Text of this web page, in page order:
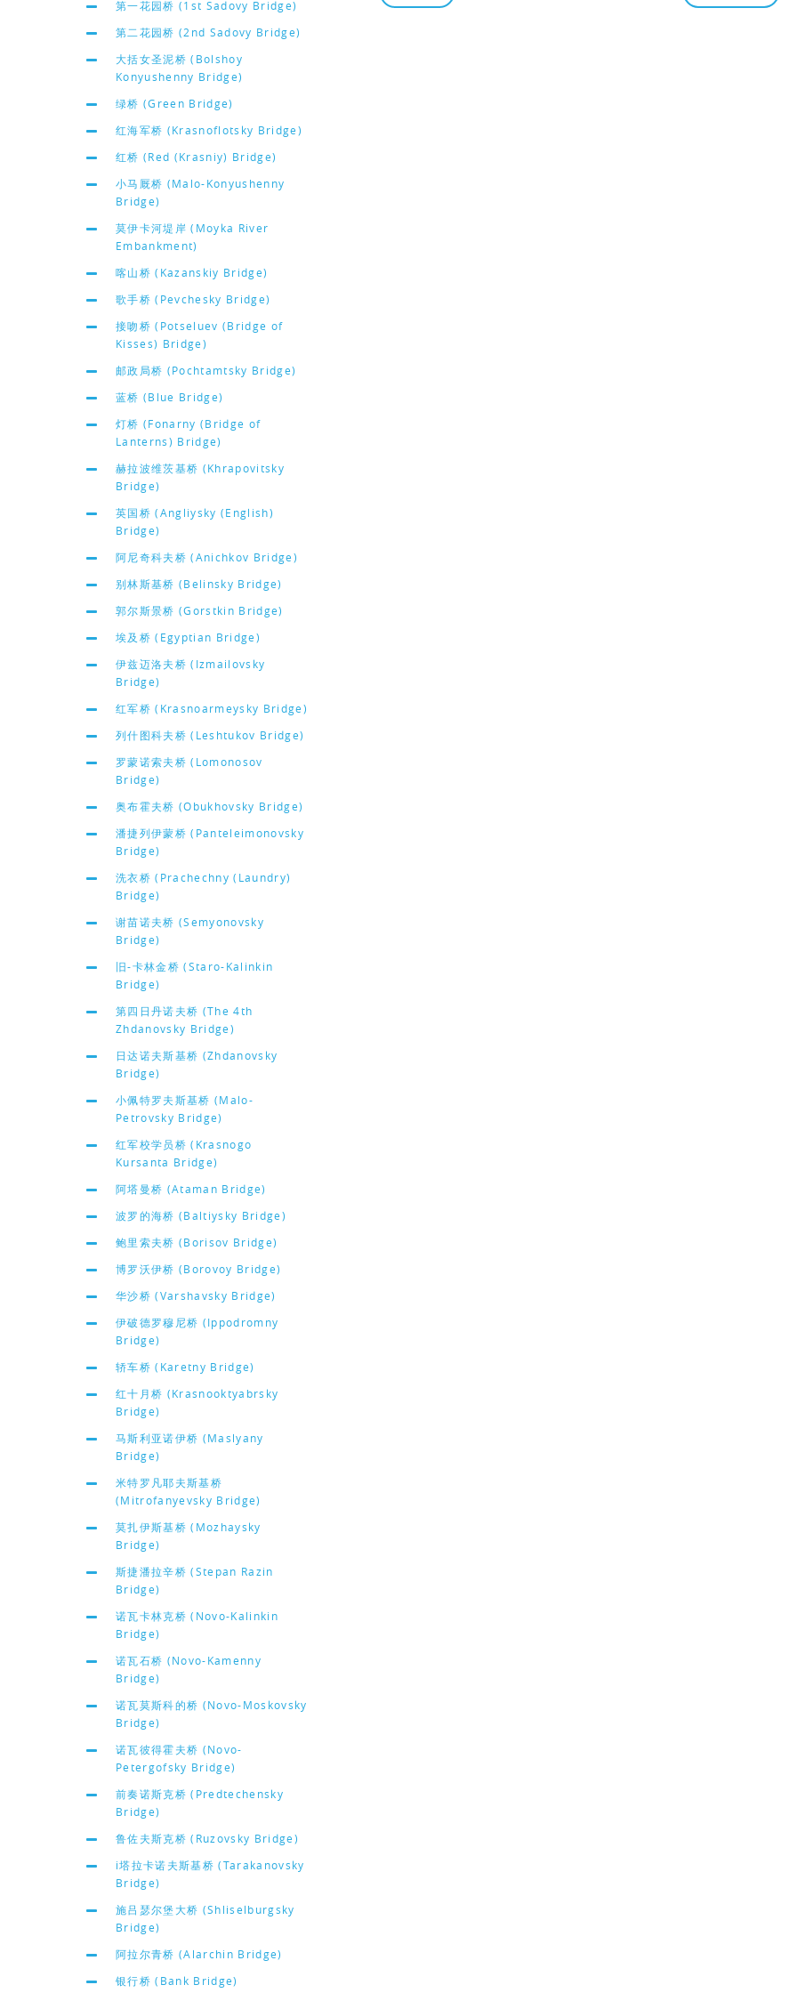
第一花园桥 (1st Sadovy Bridge)
第二花园桥 (2nd Sadovy Bridge)
大括女圣泥桥 (Bolshoy
Konyushenny Bridge)
绿桥 (Green Bridge)
红海军桥 (Krasnoflotsky Bridge)
红桥 (Red (Krasniy) Bridge)
小马厩桥 (Malo-Konyushenny
Bridge)
莫伊卡河堤岸 (Moyka River
Embankment)
喀山桥 (Kazanskiy Bridge)
歌手桥 (Pevchesky Bridge)
接吻桥 (Potseluev (Bridge of
Kisses) Bridge)
邮政局桥 (Pochtamtsky Bridge)
蓝桥 (Blue Bridge)
灯桥 (Fonarny (Bridge of
Lanterns) Bridge)
赫拉波维茨基桥 (Khrapovitsky
Bridge)
英国桥 (Angliysky (English)
Bridge)
阿尼奇科夫桥 (Anichkov Bridge)
别林斯基桥 (Belinsky Bridge)
郭尔斯景桥 (Gorstkin Bridge)
埃及桥 (Egyptian Bridge)
伊兹迈洛夫桥 (Izmailovsky
Bridge)
红军桥 (Krasnoarmeysky Bridge)
列什图科夫桥 (Leshtukov Bridge)
罗蒙诺索夫桥 (Lomonosov
Bridge)
奥布霍夫桥 (Obukhovsky Bridge)
潘捷列伊蒙桥 (Panteleimonovsky
Bridge)
洗衣桥 (Prachechny (Laundry)
Bridge)
谢苗诺夫桥 (Semyonovsky
Bridge)
旧-卡林金桥 (Staro-Kalinkin
Bridge)
第四日丹诺夫桥 (The 4th
Zhdanovsky Bridge)
日达诺夫斯基桥 (Zhdanovsky
Bridge)
小佩特罗夫斯基桥 (Malo-
Petrovsky Bridge)
红军校学员桥 (Krasnogo
Kursanta Bridge)
阿塔曼桥 (Ataman Bridge)
波罗的海桥 (Baltiysky Bridge)
鲍里索夫桥 (Borisov Bridge)
博罗沃伊桥 (Borovoy Bridge)
华沙桥 (Varshavsky Bridge)
伊破德罗穆尼桥 (Ippodromny
Bridge)
轿车桥 (Karetny Bridge)
红十月桥 (Krasnooktyabrsky
Bridge)
马斯利亚诺伊桥 (Maslyany
Bridge)
米特罗凡耶夫斯基桥
(Mitrofanyevsky Bridge)
莫扎伊斯基桥 (Mozhaysky
Bridge)
斯捷潘拉辛桥 (Stepan Razin
Bridge)
诺瓦卡林克桥 (Novo-Kalinkin
Bridge)
诺瓦石桥 (Novo-Kamenny
Bridge)
诺瓦莫斯科的桥 (Novo-Moskovsky
Bridge)
诺瓦彼得霍夫桥 (Novo-
Petergofsky Bridge)
前奏诺斯克桥 (Predtechensky
Bridge)
鲁佐夫斯克桥 (Ruzovsky Bridge)
i塔拉卡诺夫斯基桥 (Tarakanovsky
Bridge)
施吕瑟尔堡大桥 (Shliselburgsky
Bridge)
阿拉尔青桥 (Alarchin Bridge)
银行桥 (Bank Bridge)